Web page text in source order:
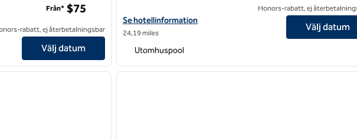
City Santa Fe
Från* $75
rabatt, ej återbetalningsbar
Välj datum
Visa hotelluppgifter för Hilton Mexico City Santa Fe
Se hotellinformation
24,19 miles
Honors-rabatt, ej
Välj datum
Utomhuspool
1/4
nästa bild1 av 12